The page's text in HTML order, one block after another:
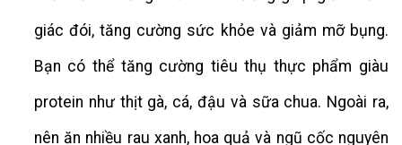
giác đói, tăng cường sức khỏe và giảm mỡ bụng.
Bạn có thể tăng cường tiêu thụ thực phẩm giàu
protein như thịt gà, cá, đậu và sữa chua. Ngoài ra,
nên ăn nhiều rau xanh, hoa quả và ngũ cốc nguyên